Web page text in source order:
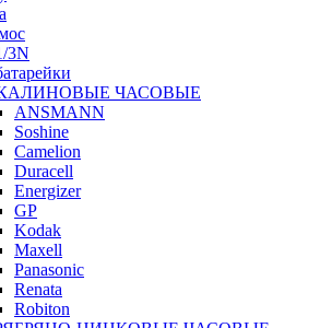
3N
ЧАСОВЫЕ
ANSMANN
Soshine
Camelion
Duracell
Energizer
GP
Kodak
Maxell
Panasonic
Renata
Robiton